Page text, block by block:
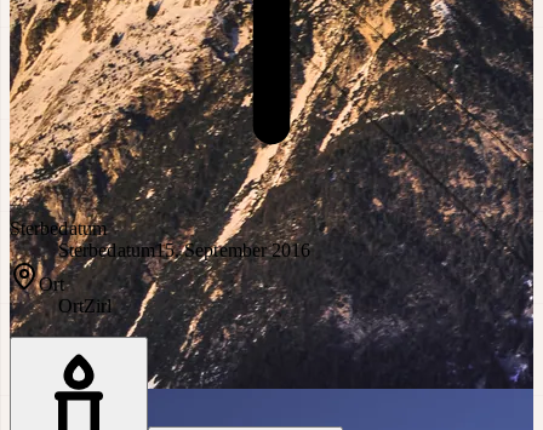
Sterbedatum
Sterbedatum15. September 2016
Ort
OrtZirl